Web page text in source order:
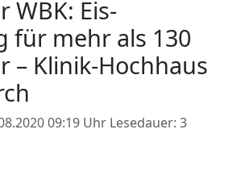
WBK: Eis-
für mehr als 130
– Klinik-Hochhaus
09:19 Uhr Lesedauer: 3